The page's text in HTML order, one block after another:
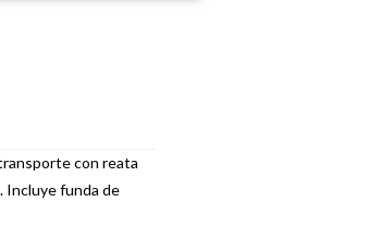
con reata
Incluye funda de